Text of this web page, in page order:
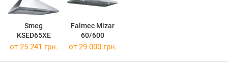
Smeg
KSED65XE
Falmec Mizar
60/600
от 25 241 грн. от 29 000 грн.